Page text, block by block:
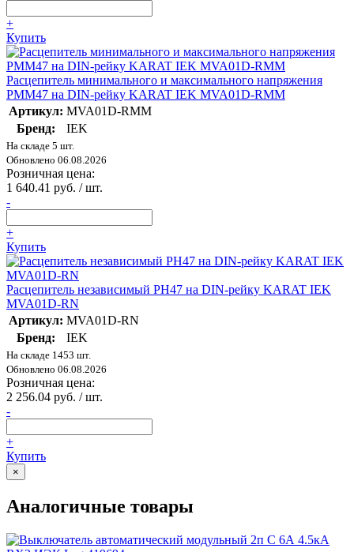
+
Купить
Расцепитель минимального и максимального напряжения
РММ47 на DIN-рейку KARAT IEK MVA01D-RMM
Артикул: MVA01D-RMM
Бренд:
IEK
На складе 5 шт.
Обновлено 06.08.2026
Розничная цена:
1 640.41 руб. / шт.
-
+
Купить
Расцепитель независимый РН47 на DIN-рейку KARAT IEK
MVA01D-RN
Артикул: MVA01D-RN
Бренд:
IEK
На складе 1453 шт.
Обновлено 06.08.2026
Розничная цена:
2 256.04 руб. / шт.
-
+
Купить
×
Аналогичные товары